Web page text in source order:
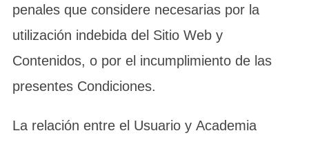
penales que considere necesarias por la
utilización indebida del Sitio Web y
Contenidos, o por el incumplimiento de las
presentes Condiciones.
La relación entre el Usuario y Academia